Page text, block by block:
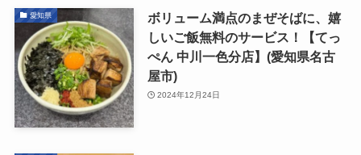
愛知県
ボリューム満点のまぜそばに、嬉
しいご飯無料のサービス！【てっ
ぺん 中川一色分店】(愛知県名古
屋市)
2024年12月24日